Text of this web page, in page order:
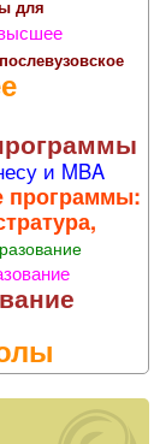
для
и MBA
программы: